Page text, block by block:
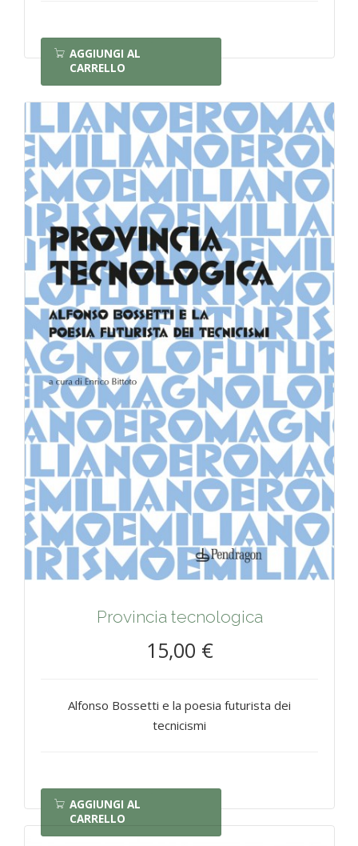
AGGIUNGI AL
CARRELLO
Provincia tecnologica
15,00 €
Alfonso Bossetti e la poesia futurista dei
tecnicismi
AGGIUNGI AL
CARRELLO